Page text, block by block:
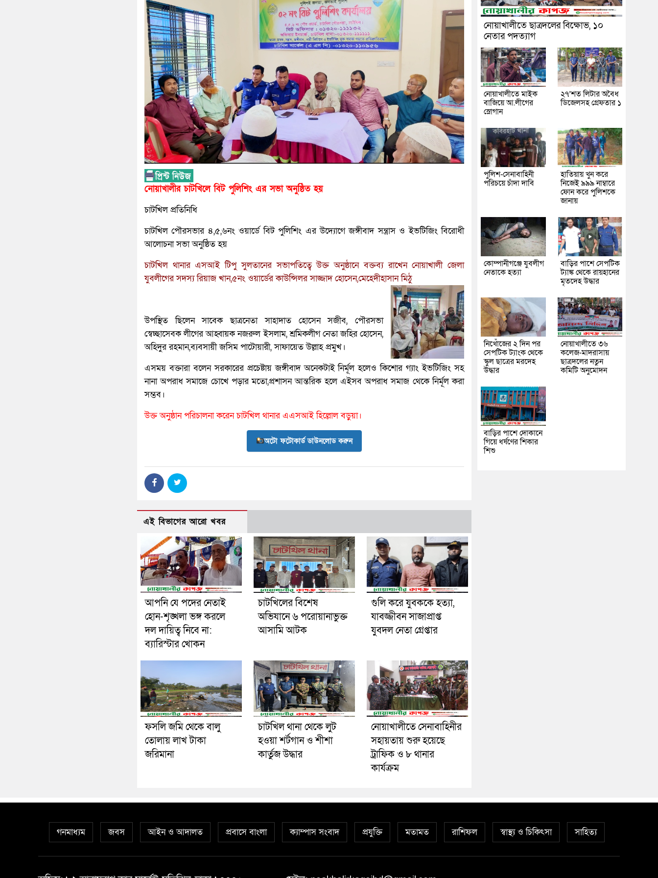
নোয়াখালীর চাটখিলে বিট পুলিশিং এর সভা অনুষ্ঠিত হয়
চাটখিল প্রতিনিধি
চাটখিল পৌরসভার ৪,৫,৬নং ওয়ার্ডে বিট পুলিশিং এর উদ্যোগে জঙ্গীবাদ সন্ত্রাস ও ইভটিজিং বিরোধী
আলোচনা সভা অনুষ্ঠিত হয়
চাটখিল থানার এসআই টিপু সুলতানের সভাপতিত্বে উক্ত অনুষ্ঠানে বক্তব্য রাখেন নোয়াখালী জেলা
যুবলীগের সদস্য রিয়াজ খান,৫নং ওয়ার্ডের কাউন্সিলর সাজ্জাদ হোসেন,মেহেদীহাসান মিঠু
উপস্থিত ছিলেন সাবেক ছাত্রনেতা সাহাদাত হোসেন সজীব, পৌরসভা
স্বেচ্ছাসেবক লীগের আহ্বায়ক নজরুল ইসলাম, শ্রমিকলীগ নেতা জহির হোসেন,
অহিদুর রহমান,ব্যবসায়ী জসিম পাটোয়ারী, সাফায়েত উল্লাহ প্রমুখ।
এসময় বক্তারা বলেন সরকারের প্রচেষ্টায় জঙ্গীবাদ অনেকটাই নির্মূল হলেও কিশোর গ্যাং ইভটিজিং সহ
নানা অপরাধ সমাজে চোখে পড়ার মতো,প্রশাসন আন্তরিক হলে এইসব অপরাধ সমাজ থেকে নির্মূল করা
সম্ভব।
উক্ত অনুষ্ঠান পরিচালনা করেন চাটখিল থানার এএসআই হিল্লোল বড়ুয়া।
অটো ফটোকার্ড ডাউনলোড করুন
এই বিভাগের আরো খবর
আপনি যে পদের নেতাই
হোন-শৃঙ্খলা ভঙ্গ করলে
দল দায়িত্ব নিবে না:
ব্যারিস্টার খোকন
চাটখিলের বিশেষ
অভিযানে ৬ পরোয়ানাভুক্ত
আসামি আটক
গুলি করে যুবককে হত্যা,
যাবজ্জীবন সাজাপ্রাপ্ত
যুবদল নেতা গ্রেপ্তার
ফসলি জমি থেকে বালু
তোলায় লাখ টাকা
জরিমানা
চাটখিল থানা থেকে লুট
হওয়া শর্টগান ও শীশা
কার্তুজ উদ্ধার
নোয়াখালীতে সেনাবাহিনীর
সহায়তায় শুরু হয়েছে
ট্রাফিক ও ৮ থানার
কার্যক্রম
নোয়াখালীতে ছাত্রদলের বিক্ষোভ, ১০
নেতার পদত্যাগ
নোয়াখালীতে মাইক
বাজিয়ে আ.লীগের
স্লোগান
২৭’শত লিটার অবৈধ
ডিজেলসহ গ্রেফতার ১
পুলিশ-সেনাবাহিনী
পরিচয়ে চাঁদা দাবি
হাতিয়ায় খুন করে
নিজেই ৯৯৯ নাম্বারে
ফোন করে পুলিশকে
জানায়
কোম্পানীগঞ্জে যুবলীগ
নেতাকে হত্যা
বাড়ির পাশে সেপটিক
ট্যাঙ্ক থেকে রায়হানের
মৃতদেহ উদ্ধার
নিখোঁজের ২ দিন পর
সেপটিক ট্যাংক থেকে
স্কুল ছাত্রের মরদেহ
উদ্ধার
নোয়াখালীতে ৩৬
কলেজ-মাদরাসায়
ছাত্রদলের নতুন
কমিটি অনুমোদন
বাড়ির পাশে দোকানে
গিয়ে ধর্ষণের শিকার
শিশু
গনমাধ্যম জবস আইন ও আদালত প্রবাসে বাংলা ক্যাম্পাস সংবাদ প্রযুক্তি মতামত রাশিফল স্বাস্থ্য ও চিকিৎসা সাহিত্য